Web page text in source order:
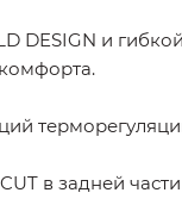
DESIGN и
в задней